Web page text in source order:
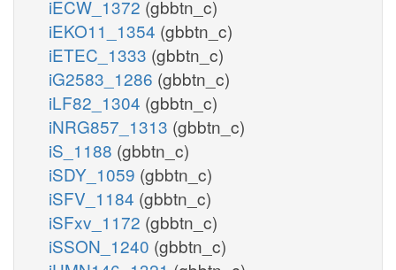
iECW_1372 (gbbtn_c)
iEKO11_1354 (gbbtn_c)
iETEC_1333 (gbbtn_c)
iG2583_1286 (gbbtn_c)
iLF82_1304 (gbbtn_c)
iNRG857_1313 (gbbtn_c)
iS_1188 (gbbtn_c)
iSDY_1059 (gbbtn_c)
iSFV_1184 (gbbtn_c)
iSFxv_1172 (gbbtn_c)
iSSON_1240 (gbbtn_c)